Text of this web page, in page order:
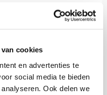
cookies
en advertenties te
social media te bieden
Ook delen we